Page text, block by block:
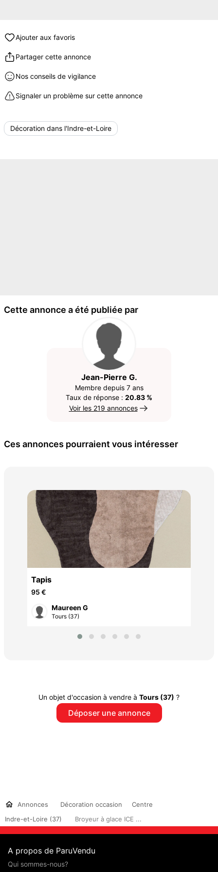
Ajouter aux favoris
Partager cette annonce
Nos conseils de vigilance
Signaler un problème sur cette annonce
Décoration dans l'Indre-et-Loire
Cette annonce a été publiée par
Jean-Pierre G.
Membre depuis 7 ans
Taux de réponse : 20.83 %
Voir les 219 annonces
Ces annonces pourraient vous intéresser
Tapis
95 €
Maureen G
Tours (37)
Un objet d'occasion à vendre à Tours (37) ?
Déposer une annonce
Annonces Décoration occasion
Centre
Indre-et-Loire (37)
Broyeur à glace ICE ...
A propos de ParuVendu
Qui sommes-nous?